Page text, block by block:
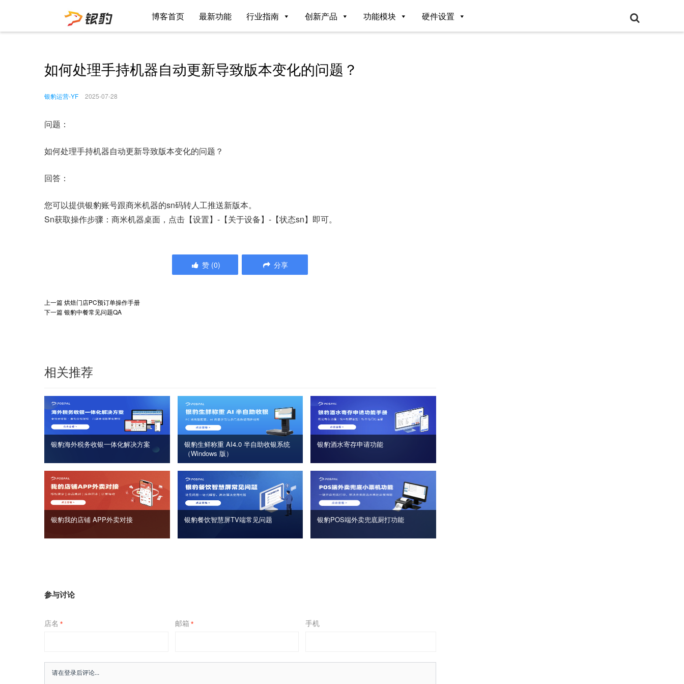
博客首页 最新功能 行业指南 创新产品 功能模块 硬件设置
如何处理手持机器自动更新导致版本变化的问题？
银豹运营-YF 2025-07-28
问题：
如何处理手持机器自动更新导致版本变化的问题？
回答：
您可以提供银豹账号跟商米机器的sn码转人工推送新版本。
Sn获取操作步骤：商米机器桌面，点击【设置】-【关于设备】-【状态sn】即可。
赞 (0) 分享
上一篇烘焙门店PC预订单操作手册
下一篇银豹中餐常见问题QA
相关推荐
银豹海外税务收银一体化解决方案
银豹生鲜称重 AI4.0 半自助收银系统
（Windows 版）
银豹酒水寄存申请功能
银豹我的店铺 APP外卖对接 银豹餐饮智慧屏TV端常见问题 银豹POS端外卖兜底厨打功能
参与讨论
店名 * 邮箱 * 手机